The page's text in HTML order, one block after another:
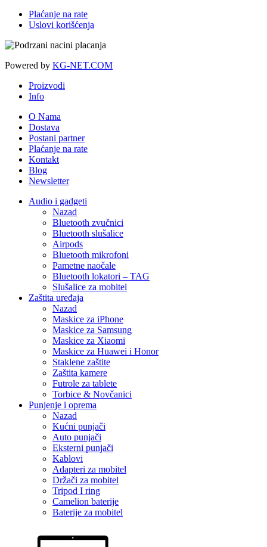
Plaćanje na rate
Uslovi korišćenja
Powered by KG-NET.COM
Proizvodi
Info
O Nama
Dostava
Postani partner
Plaćanje na rate
Kontakt
Blog
Newsletter
Audio i gadgeti
Nazad
Bluetooth zvučnici
Bluetooth slušalice
Airpods
Bluetooth mikrofoni
Pametne naočale
Bluetooth lokatori – TAG
Slušalice za mobitel
Zaštita uređaja
Nazad
Maskice za iPhone
Maskice za Samsung
Maskice za Xiaomi
Maskice za Huawei i Honor
Staklene zaštite
Zaštita kamere
Futrole za tablete
Torbice & Novčanici
Punjenje i oprema
Nazad
Kućni punjači
Auto punjači
Eksterni punjači
Kablovi
Adapteri za mobitel
Držači za mobitel
Tripod I ring
Camelion baterije
Baterije za mobitel